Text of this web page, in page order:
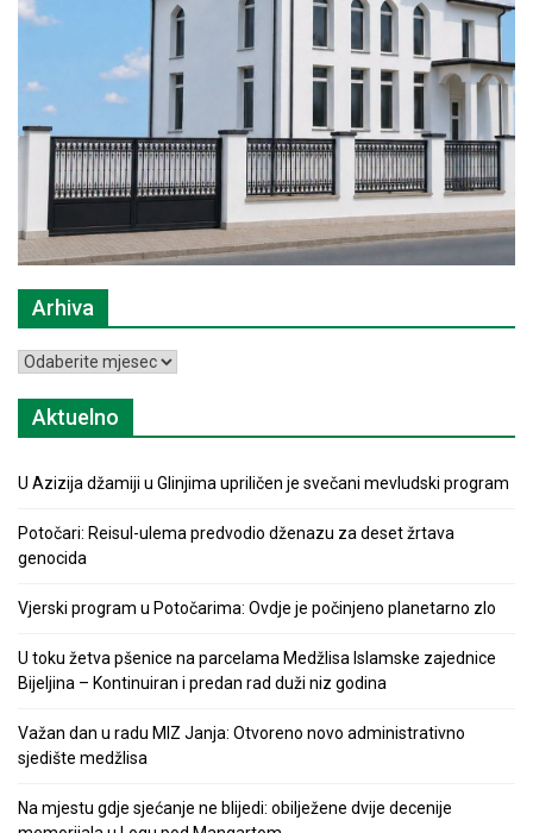
Arhiva
Arhiva
Aktuelno
U Azizija džamiji u Glinjima upriličen je svečani mevludski program
Potočari: Reisul-ulema predvodio dženazu za deset žrtava
genocida
Vjerski program u Potočarima: Ovdje je počinjeno planetarno zlo
U toku žetva pšenice na parcelama Medžlisa Islamske zajednice
Bijeljina – Kontinuiran i predan rad duži niz godina
Važan dan u radu MIZ Janja: Otvoreno novo administrativno
sjedište medžlisa
Na mjestu gdje sjećanje ne blijedi: obilježene dvije decenije